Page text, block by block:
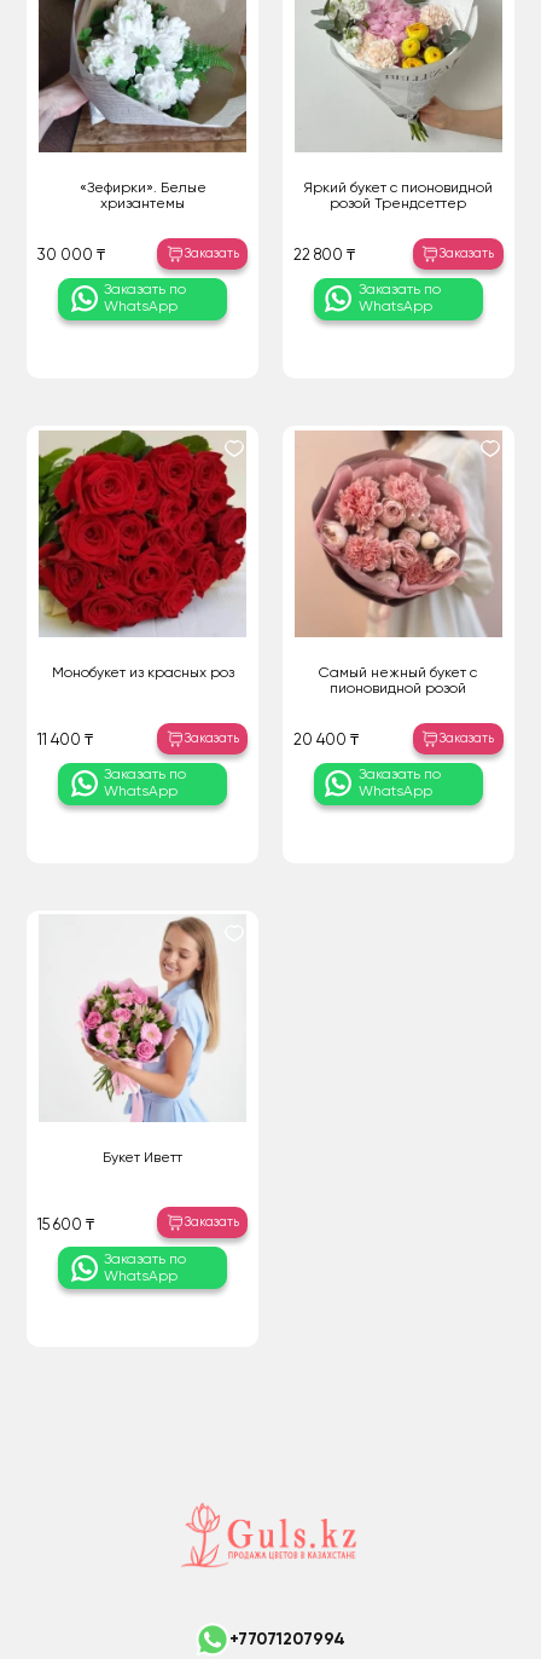
«Зефирки». Белые
хризантемы
30 000 ₸ Заказать
Заказать по
WhatsApp
Яркий букет с пионовидной
розой Трендсеттер
22 800 ₸ Заказать
Заказать по
WhatsApp
Монобукет из красных роз
11 400 ₸ Заказать
Заказать по
WhatsApp
Самый нежный букет с
пионовидной розой
20 400 ₸ Заказать
Заказать по
WhatsApp
Букет Иветт
15 600 ₸ Заказать
Заказать по
WhatsApp
+77071207994